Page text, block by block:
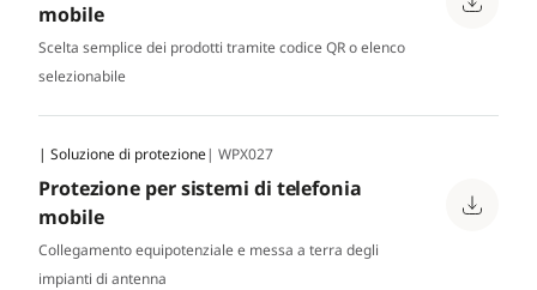
mobile
Scelta semplice dei prodotti tramite codice QR o elenco
selezionabile
| Soluzione di protezione| WPX027
Protezione per sistemi di telefonia
mobile
Collegamento equipotenziale e messa a terra degli
impianti di antenna